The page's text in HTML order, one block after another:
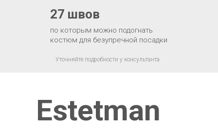
по которым можно подогнать
костюм для безупречной посадки
27 швов
Уточняйте подробности у консультанта
Estetman